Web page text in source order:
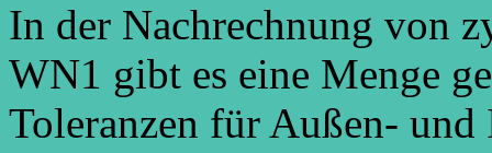
In der Nachrechnung von
WN1 gibt es eine Menge
Toleranzen für Außen-